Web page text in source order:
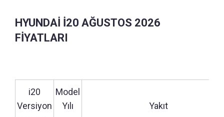
HYUNDAİ İ20 AĞUSTOS 2026
FİYATLARI
i20
Versiyon
Model
Yılı
Yakıt